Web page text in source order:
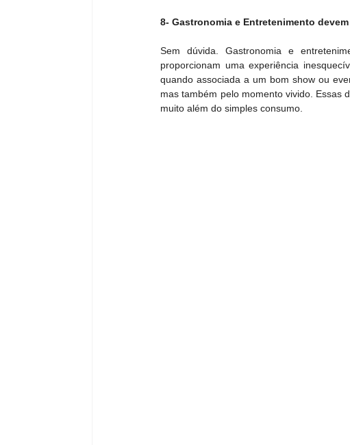
8- Gastronomia e Entretenimento
Sem dúvida. Gastronomia e
proporcionam uma experiência
quando associada a um bom show ou
mas também pelo momento vivido. Essas
muito além do simples consumo.